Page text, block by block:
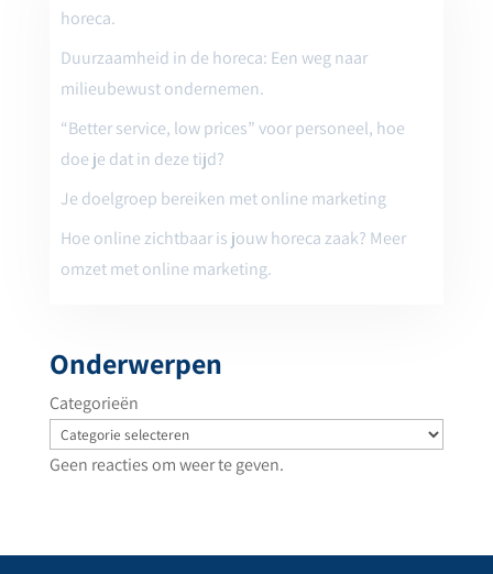
horeca.
Duurzaamheid in de horeca: Een weg naar
milieubewust ondernemen.
“Better service, low prices” voor personeel, hoe
doe je dat in deze tijd?
Je doelgroep bereiken met online marketing
Hoe online zichtbaar is jouw horeca zaak? Meer
omzet met online marketing.
Onderwerpen
Categorieën
Geen reacties om weer te geven.